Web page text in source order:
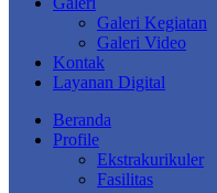
Galeri Kegiatan
Galeri Video
Kontak
Layanan Digital
Beranda
Profile
Ekstrakurikuler
Fasilitas